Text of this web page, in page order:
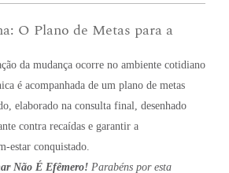
O Plano de Metas para a
da mudança ocorre no ambiente cotidiano
é acompanhada de um plano de metas
elaborado na consulta final, desenhado
contra recaídas e garantir a
estar conquistado
Não É Efêmero! Parabéns por esta